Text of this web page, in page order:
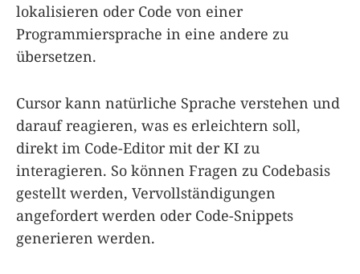
lokalisieren oder Code von einer
Programmiersprache in eine andere zu
übersetzen.
Cursor kann natürliche Sprache verstehen und
darauf reagieren, was es erleichtern soll,
direkt im Code-Editor mit der KI zu
interagieren. So können Fragen zu Codebasis
gestellt werden, Vervollständigungen
angefordert werden oder Code-Snippets
generieren werden.